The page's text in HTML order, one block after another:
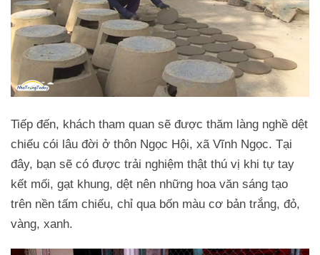
Tiếp đến, khách tham quan sẽ được thăm làng nghề dệt
chiếu cói lâu đời ở thôn Ngọc Hội, xã Vĩnh Ngọc. Tại
đây, bạn sẽ có được trải nghiệm thật thú vị khi tự tay
kết mối, gạt khung, dệt nên những hoa văn sáng tạo
trên nền tấm chiếu, chỉ qua bốn màu cơ bản trắng, đỏ,
vàng, xanh.